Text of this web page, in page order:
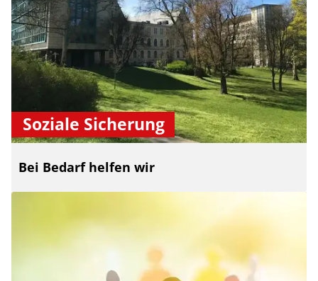
Soziale Sicherung
Bei Bedarf helfen wir